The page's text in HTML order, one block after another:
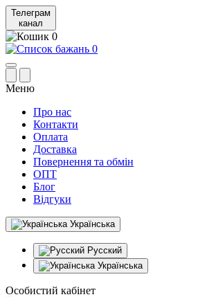
Телеграм
канал
0
0
Меню
Про нас
Контакти
Оплата
Доставка
Повернення та обмін
ОПТ
Блог
Відгуки
Українська
Русский
Українська
Особистий кабінет